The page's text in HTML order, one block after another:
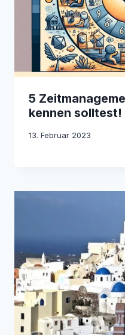
5
kennen solltest!
13. Februar 2023